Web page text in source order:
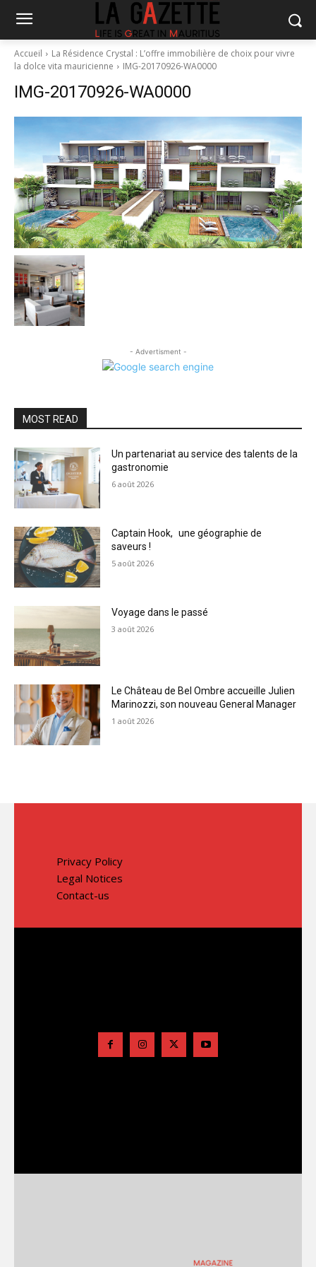
Accueil
La Résidence Crystal : L’offre immobilière de choix pour vivre
la dolce vita mauricienne
IMG-20170926-WA0000
IMG-20170926-WA0000
- Advertisment -
MOST READ
Un partenariat au service des talents de la
gastronomie
6 août 2026
Captain Hook, une géographie de
saveurs !
5 août 2026
Voyage dans le passé
3 août 2026
Le Château de Bel Ombre accueille Julien
Marinozzi, son nouveau General Manager
1 août 2026
Privacy Policy
Legal Notices
Contact-us